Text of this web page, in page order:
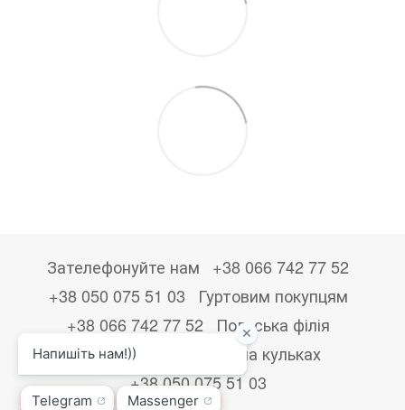
Зателефонуйте нам
+38 066 742 77 52
+38 050 075 51 03
Гуртовим покупцям
+38 066 742 77 52
Польська філія
+48533867723
Друк на кульках
+38 050 075 51 03